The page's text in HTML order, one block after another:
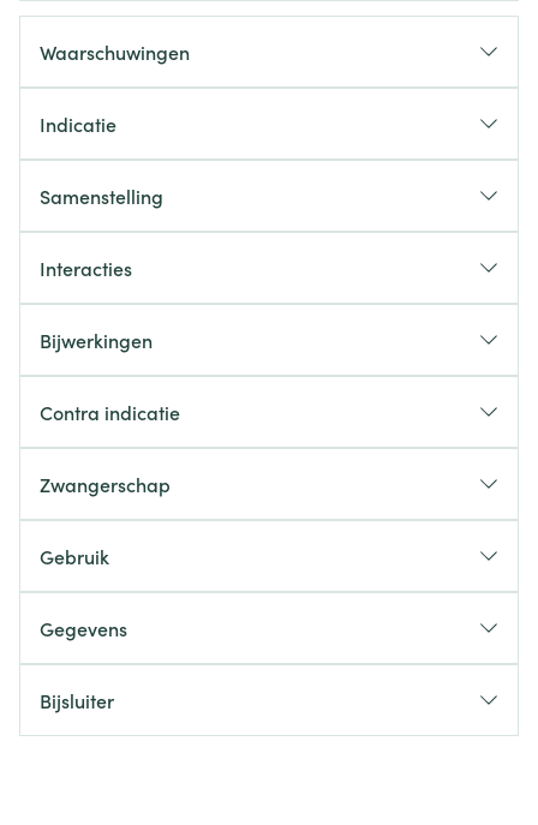
Waarschuwingen
Indicatie
Samenstelling
Interacties
Bijwerkingen
Contra indicatie
Zwangerschap
Gebruik
Gegevens
Bijsluiter